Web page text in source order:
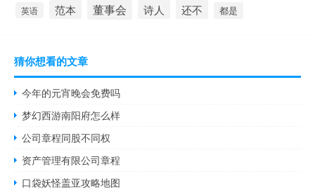
英语 范本 董事会 诗人 还不 都是
猜你想看的文章
今年的元宵晚会免费吗
梦幻西游南阳府怎么样
公司章程同股不同权
资产管理有限公司章程
口袋妖怪盖亚攻略地图